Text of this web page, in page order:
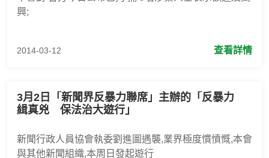
興;
2014-03-12 查看詳情
3月2日「新聞界反暴力聯席」主辦的「反暴力
緝真兇 保法治大遊行」
新聞行政人員協會執委劉進圖遇襲,業界極度慣憤慨,本會
與其他新聞組織,本周日發起遊行